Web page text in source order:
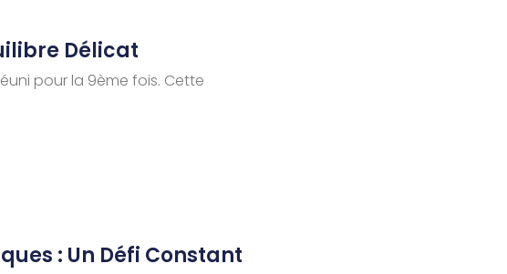
Délicat
pour la 9ème fois. Cette
: Un Défi Constant